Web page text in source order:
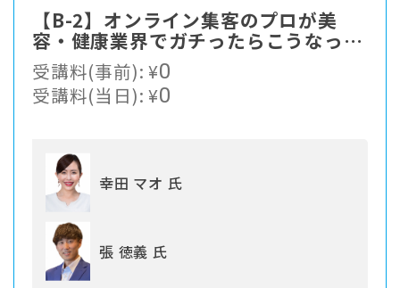
【B-2】オンライン集客のプロが美
容・健康業界でガチったらこうなっ
た！ あなた王国の作り方を教えます
受講料(事前):¥0
受講料(当日):¥0
幸田 マオ 氏
張 徳義 氏